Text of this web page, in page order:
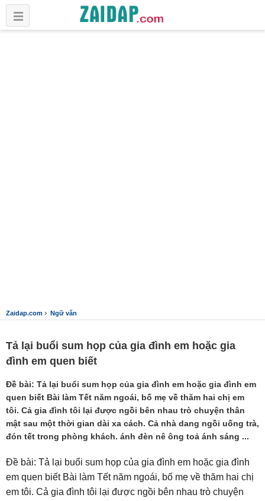
Zaidap.com › Ngữ văn
Tả lại buổi sum họp của gia đình em hoặc gia
đình em quen biết
Đề bài: Tả lại buổi sum họp của gia đình em hoặc gia đình em
quen biết Bài làm Tết năm ngoái, bố mẹ về thăm hai chị em
tôi. Cả gia đình tôi lại được ngồi bên nhau trò chuyện thân
mật sau một thời gian dài xa cách. Cả nhà dang ngồi uống trà,
đón tết trong phòng khách. ánh đèn nê ông toả ánh sáng ...
Đề bài: Tả lại buổi sum họp của gia đình em hoặc gia đình
em quen biết Bài làm Tết năm ngoái, bố mẹ về thăm hai chị
em tôi. Cả gia đình tôi lại được ngồi bên nhau trò chuyện